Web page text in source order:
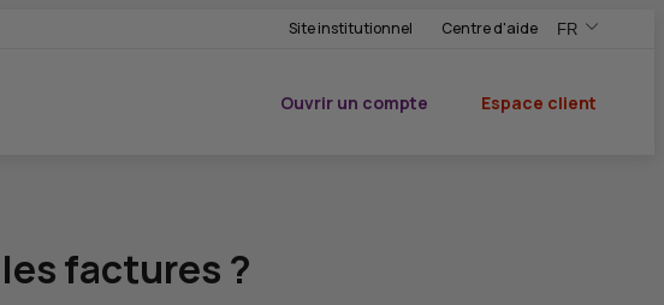
Site institutionnel Centre d'aide FR
,Version
,Changer de
le site
Ouvrir un compte
Espace client
factures ?